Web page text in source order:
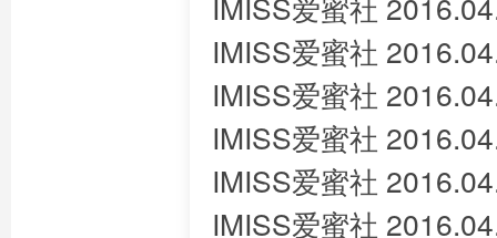
IMISS爱蜜社
IMISS爱蜜社
IMISS爱蜜社
IMISS爱蜜社
IMISS爱蜜社